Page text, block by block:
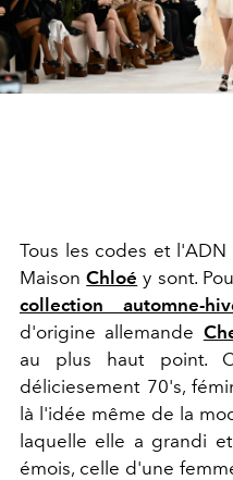
Tous les codes et
MaisonChloé y sont.
collection automne-
d'origine allemande
au plus haut point.
déliciesement 70's,
là l'idée même de la
laquelle elle a grandi
émois, celle d'une